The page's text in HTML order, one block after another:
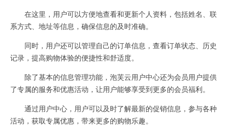
在这里，用户可以方便地查看和更新个人资料，包括姓名、联
系方式、地址等信息，确保信息的及时准确。
同时，用户还可以管理自己的订单信息，查看订单状态、历史
记录，提高购物体验的便捷性和舒适度。
除了基本的信息管理功能，泡芙云用户中心还为会员用户提供
了专属的服务和优惠活动，让用户能够享受到更多的会员福利。
通过用户中心，用户可以及时了解最新的促销信息，参与各种
活动，获取专属优惠，带来更多的购物乐趣。